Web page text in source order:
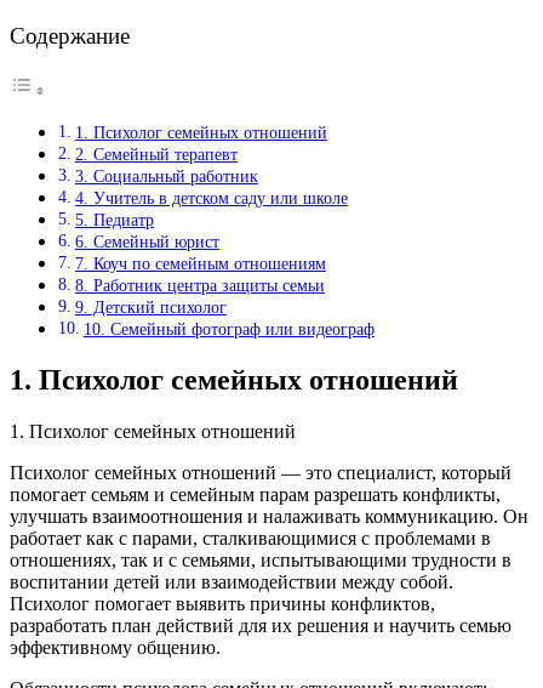
Содержание
1. Психолог семейных отношений
2. Семейный терапевт
3. Социальный работник
4. Учитель в детском саду или школе
5. Педиатр
6. Семейный юрист
7. Коуч по семейным отношениям
8. Работник центра защиты семьи
9. Детский психолог
10. Семейный фотограф или видеограф
1. Психолог семейных отношений
1. Психолог семейных отношений
Психолог семейных отношений — это специалист, который
помогает семьям и семейным парам разрешать конфликты,
улучшать взаимоотношения и налаживать коммуникацию. Он
работает как с парами, сталкивающимися с проблемами в
отношениях, так и с семьями, испытывающими трудности в
воспитании детей или взаимодействии между собой.
Психолог помогает выявить причины конфликтов,
разработать план действий для их решения и научить семью
эффективному общению.